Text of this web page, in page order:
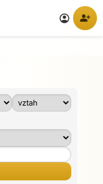
account_circle person_add